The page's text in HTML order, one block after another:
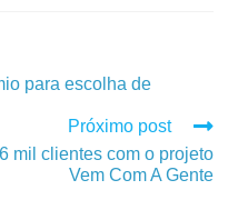
para escolha de
Próximo post
mil clientes com o projeto
Vem Com A Gente